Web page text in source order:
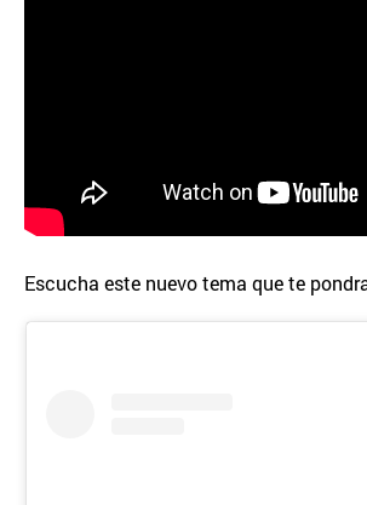
Escucha este nuevo tema que te